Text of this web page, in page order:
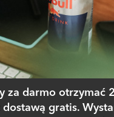
za darmo otrzymać
dostawą gratis.